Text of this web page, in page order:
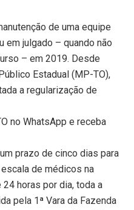
de uma equipe
em julgado – quando não
– em 2019. Desde
Estadual (MP-TO),
a regularização de
no WhatsApp e receba
prazo de cinco dias para
de médicos na
24 horas por dia, toda a
pela 1ª Vara da Fazenda